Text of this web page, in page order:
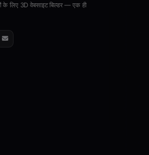
के लिए 3D वेबसाइट बिल्डर — एक ही
Email